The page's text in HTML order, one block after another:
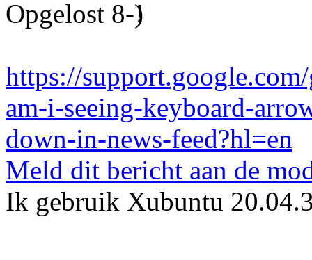
Opgelost
!
https://
am-i-seeing-keyboard-
down-in-news-feed?hl=en
Meld dit bericht aan de
Ik gebruik Xubuntu